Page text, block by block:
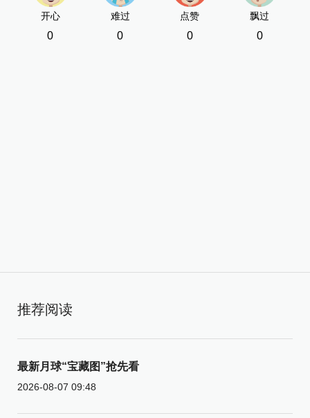
开心
0
难过
0
点赞
0
飘过
0
推荐阅读
最新月球“宝藏图”抢先看
2026-08-07 09:48